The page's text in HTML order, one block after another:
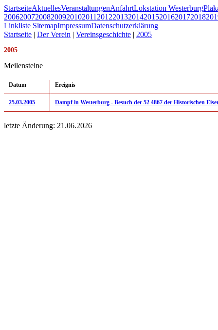
StartseiteAktuellesVeranstaltungenAnfahrtLokstation Westerburg
200620072008200920102011 2012201320142015201620172018
Linkliste SitemapImpressumDatenschutzerklärung
Startseite | Der Verein | Vereinsgeschichte | 2005
2005
Meilensteine
Datum Ereignis
25.03.2005 Dampf in Westerburg - Besuch der 52 4867 der Historischen
letzte Änderung: 21.06.2026